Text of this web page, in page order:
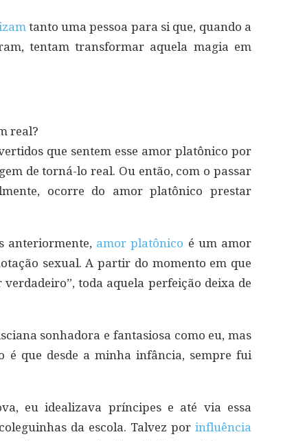
tanto uma pessoa para si que, quando a
tentam transformar aquela magia em
real?
que sentem esse amor platônico por
de torná-lo real. Ou então, com o passar
ocorre do amor platônico prestar
anteriormente, amor platônico é um amor
sexual. A partir do momento em que
toda aquela perfeição deixa de
sonhadora e fantasiosa como eu, mas
é que desde a minha infância, sempre fui
eu idealizava príncipes e até via essa
da escola. Talvez por influência